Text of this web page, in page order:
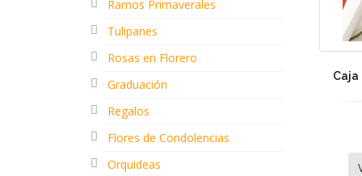
Ramos Primaverales
Tulipanes
Rosas en Florero
Graduación
Regalos
Flores de Condolencias
Orquideas
Caja